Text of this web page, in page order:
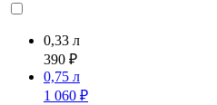
0,33 л
390 ₽
0,75 л
1 060 ₽